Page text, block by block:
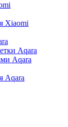
Xiaomi
Aqara
Aqara
Aqara